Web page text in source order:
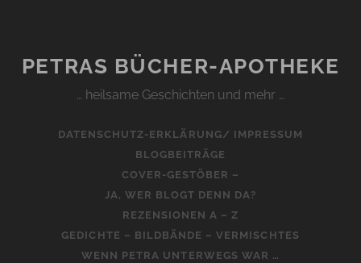
(VALÉRIE
PETRAS BÜCHER-APOTHEKE
… heilsame Geschichten und mehr …
DATENSCHUTZ-ERKLÄRUNG/ IMPRESSUM
BLOGBEITRÄGE
COVER-GESTÖBER –
JA, WER BLOGT DENN DA?
REZENSIONEN A – Z
GEDICHTE – BILDBÄNDE – VERMISCHTES
WENN PETRA UNTERWEGS WAR …